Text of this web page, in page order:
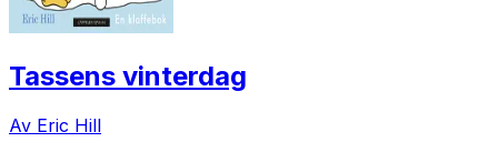
Tassens vinterdag
Av Eric Hill